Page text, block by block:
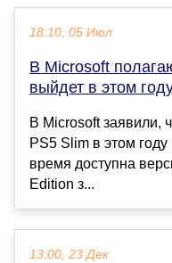
18:10, 05 Июл
В Microsoft
выйдет в этом
В Microsoft заявили,
PS5 Slim в этом
время доступна
Edition з...
13:00, 23 Дек